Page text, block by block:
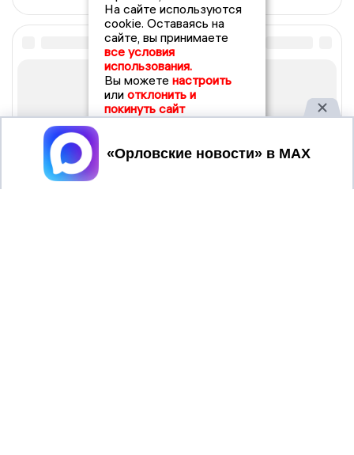
На сайте используются
cookie. Оставаясь на
сайте, вы принимаете
все условия
использования.
Вы можете настроить
или отклонить и
покинуть сайт
Принять